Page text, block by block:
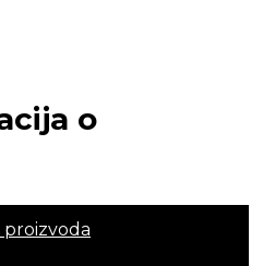
o
proizvoda